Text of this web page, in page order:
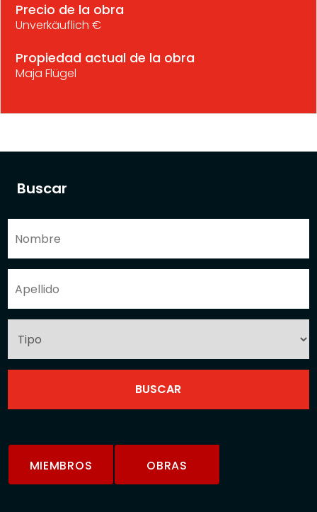
Buscar
MIEMBROS OBRAS
Precio de la obra
Unverkäuflich €
Propiedad actual de la obra
Maja Flügel